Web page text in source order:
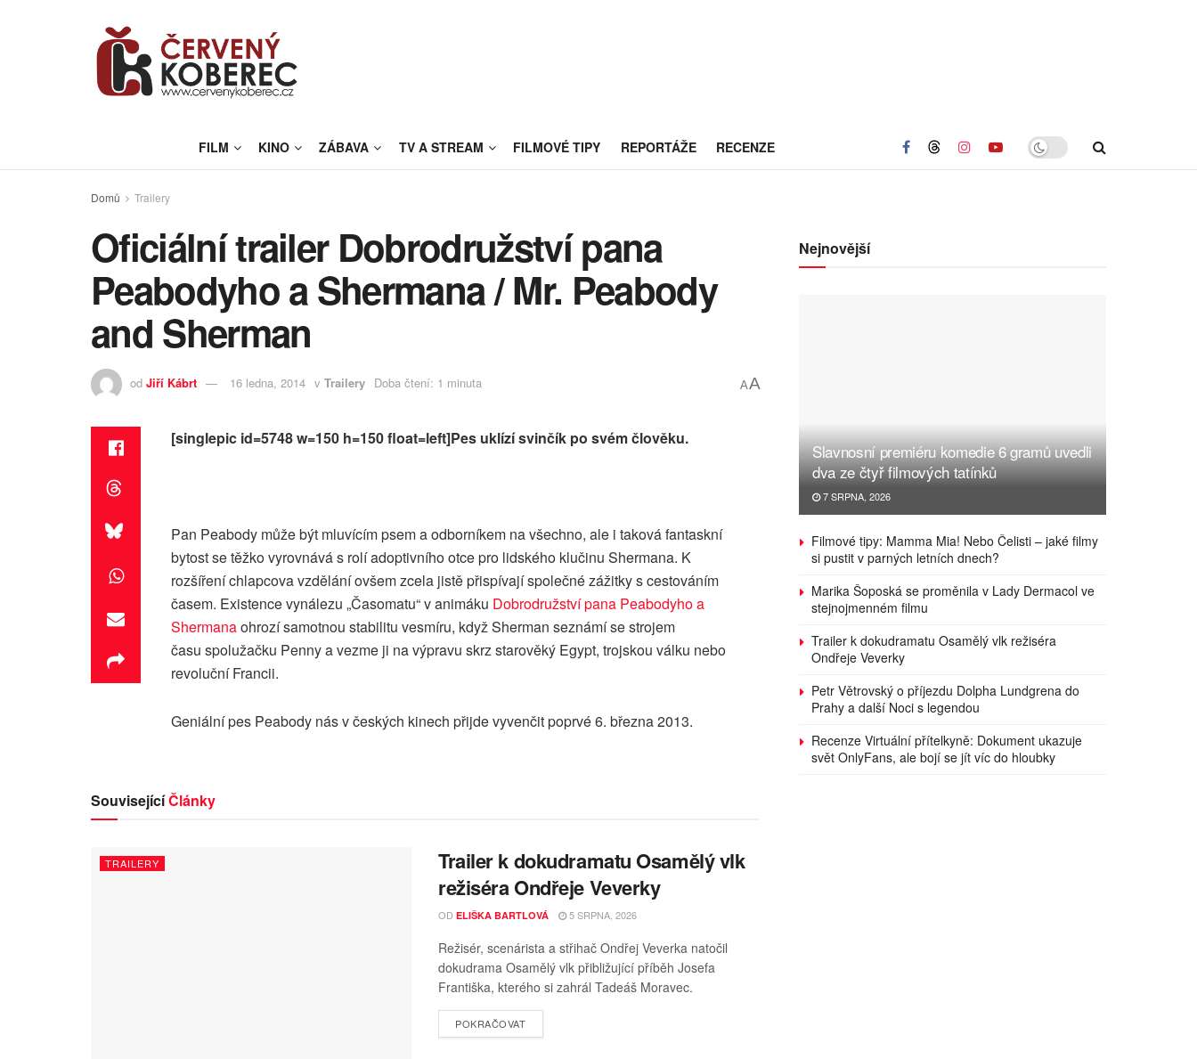
FILM KINO ZÁBAVA TV A STREAM FILMOVÉ TIPY REPORTÁŽE RECENZE
Domů Trailery
Oficiální trailer Dobrodružství pana
Peabodyho a Shermana / Mr. Peabody
and Sherman
od Jiří Kábrt 16 ledna, 2014 v Trailery Doba čtení: 1 minuta AA
[singlepic id=5748 w=150 h=150 float=left]Pes uklízí svinčík po svém člověku.
Pan Peabody může být mluvícím psem a odborníkem na všechno, ale i taková fantaskní
bytost se těžko vyrovnává s rolí adoptivního otce pro lidského klučinu Shermana. K
rozšíření chlapcova vzdělání ovšem zcela jistě přispívají společné zážitky s cestováním
časem. Existence vynálezu „Časomatu“ v animáku Dobrodružství pana Peabodyho a
Shermanaohrozí samotnou stabilitu vesmíru, když Sherman seznámí se strojem
času spolužačku Penny a vezme ji na výpravu skrz starověký Egypt, trojskou válku nebo
revoluční Francii.
Geniální pes Peabody nás v českých kinech přijde vyvenčit poprvé 6. března 2013.
SouvisejícíČlánky
TRAILERY
Trailer k dokudramatu Osamělý vlk
režiséra Ondřeje Veverky
OD ELIŠKA BARTLOVÁ 5 SRPNA, 2026
Režisér, scenárista a střihač Ondřej Veverka natočil
dokudrama Osamělý vlk přibližující příběh Josefa
Františka, kterého si zahrál Tadeáš Moravec.
POKRAČOVAT
Nejnovější
Slavnosní premiéru komedie 6 gramů uvedli
dva ze čtyř filmových tatínků
7 SRPNA, 2026
Filmové tipy: Mamma Mia! Nebo Čelisti – jaké filmy
si pustit v parných letních dnech?
Marika Šoposká se proměnila v Lady Dermacol ve
stejnojmenném filmu
Trailer k dokudramatu Osamělý vlk režiséra
Ondřeje Veverky
Petr Větrovský o příjezdu Dolpha Lundgrena do
Prahy a další Noci s legendou
Recenze Virtuální přítelkyně: Dokument ukazuje
svět OnlyFans, ale bojí se jít víc do hloubky